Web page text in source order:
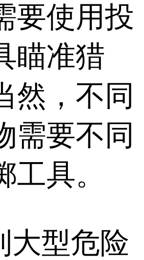
要使用投
瞄准猎
然，不同
需要不同
工具。
型危险